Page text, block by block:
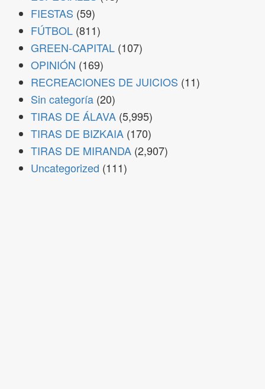
FIESTAS (59)
FÚTBOL (811)
GREEN-CAPITAL (107)
OPINIÓN (169)
RECREACIONES DE JUICIOS (11)
Sin categoría (20)
TIRAS DE ÁLAVA (5,995)
TIRAS DE BIZKAIA (170)
TIRAS DE MIRANDA (2,907)
Uncategorized (111)